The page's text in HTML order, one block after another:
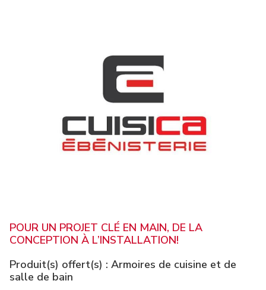
POUR UN PROJET CLÉ EN MAIN, DE LA
CONCEPTION À L’INSTALLATION!
Produit(s) offert(s) : Armoires de cuisine et de
salle de bain